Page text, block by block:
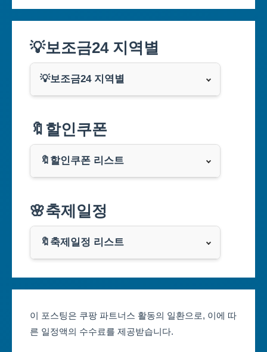
💡보조금24 지역별
💡보조금24 지역별
부산광역시
대구광역시
인천광역시
광주광역시
대전광역시
🔖할인쿠폰
🔖할인쿠폰 리스트
쿠팡
클룩
🌸축제일정
🔖축제일정 리스트
대구축제 일정
이 포스팅은 쿠팡 파트너스 활동의 일환으로, 이에 따
른 일정액의 수수료를 제공받습니다.